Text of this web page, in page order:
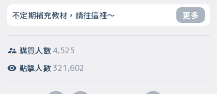
不定期補充教材，請往這裡～ 更多
購買人數 4,525
點擊人數 321,602